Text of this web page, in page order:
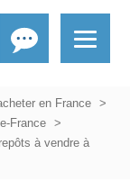
en France
France
à vendre à